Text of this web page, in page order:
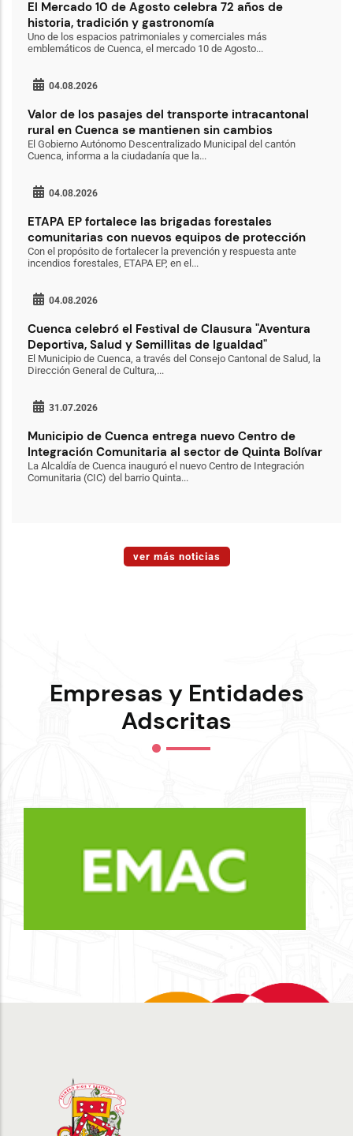
El Mercado 10 de Agosto celebra 72 años de
historia, tradición y gastronomía
Uno de los espacios patrimoniales y comerciales más
emblemáticos de Cuenca, el mercado 10 de Agosto...
04.08.2026
Valor de los pasajes del transporte intracantonal
rural en Cuenca se mantienen sin cambios
El Gobierno Autónomo Descentralizado Municipal del cantón
Cuenca, informa a la ciudadanía que la...
04.08.2026
ETAPA EP fortalece las brigadas forestales
comunitarias con nuevos equipos de protección
Con el propósito de fortalecer la prevención y respuesta ante
incendios forestales, ETAPA EP, en el...
04.08.2026
Cuenca celebró el Festival de Clausura "Aventura
Deportiva, Salud y Semillitas de Igualdad"
El Municipio de Cuenca, a través del Consejo Cantonal de Salud, la
Dirección General de Cultura,...
31.07.2026
Municipio de Cuenca entrega nuevo Centro de
Integración Comunitaria al sector de Quinta Bolívar
La Alcaldía de Cuenca inauguró el nuevo Centro de Integración
Comunitaria (CIC) del barrio Quinta...
ver más noticias
Empresas y Entidades
Adscritas